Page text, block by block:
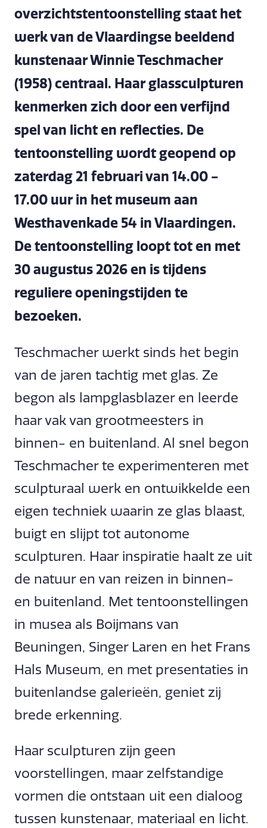
overzichtstentoonstelling staat het
werk van de Vlaardingse beeldend
kunstenaar Winnie Teschmacher
(1958) centraal. Haar glassculpturen
kenmerken zich door een verfijnd
spel van licht en reflecties. De
tentoonstelling wordt geopend op
zaterdag 21 februari van 14.00 -
17.00 uur in het museum aan
Westhavenkade 54 in Vlaardingen.
De tentoonstelling loopt tot en met
30 augustus 2026 en is tijdens
reguliere openingstijden te
bezoeken.
Teschmacher werkt sinds het begin
van de jaren tachtig met glas. Ze
begon als lampglasblazer en leerde
haar vak van grootmeesters in
binnen- en buitenland. Al snel begon
Teschmacher te experimenteren met
sculpturaal werk en ontwikkelde een
eigen techniek waarin ze glas blaast,
buigt en slijpt tot autonome
sculpturen. Haar inspiratie haalt ze uit
de natuur en van reizen in binnen-
en buitenland. Met tentoonstellingen
in musea als Boijmans van
Beuningen, Singer Laren en het Frans
Hals Museum, en met presentaties in
buitenlandse galerieën, geniet zij
brede erkenning.
Haar sculpturen zijn geen
voorstellingen, maar zelfstandige
vormen die ontstaan uit een dialoog
tussen kunstenaar, materiaal en licht.